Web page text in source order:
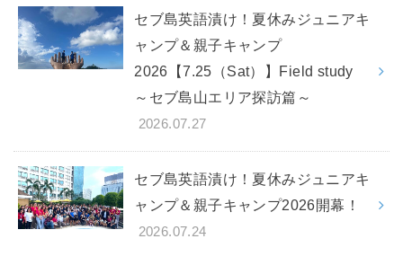
セブ島英語漬け！夏休みジュニアキ
ャンプ＆親子キャンプ
2026【7.25（Sat）】Field study
～セブ島山エリア探訪篇～
2026.07.27
セブ島英語漬け！夏休みジュニアキ
ャンプ＆親子キャンプ2026開幕！
2026.07.24